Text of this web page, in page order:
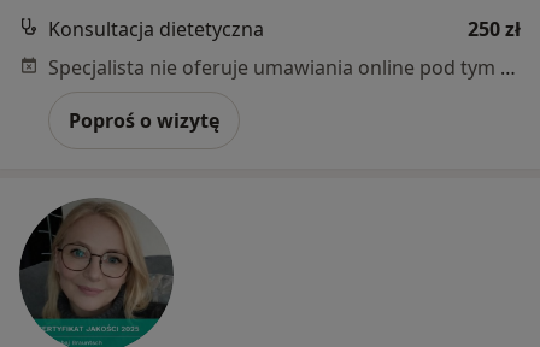
Konsultacja dietetyczna
250 zł
Specjalista nie oferuje umawiania online pod tym adresem.
Poproś o wizytę